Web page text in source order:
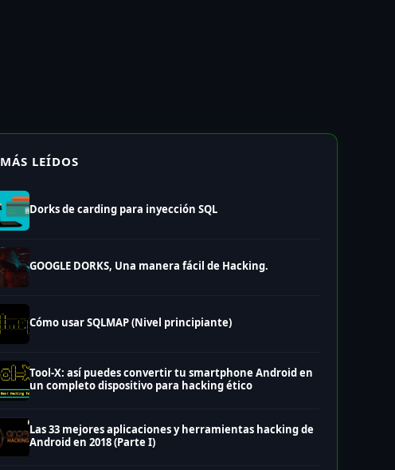
MÁS LEÍDOS
Dorks de carding para inyección SQL
GOOGLE DORKS, Una manera fácil de Hacking.
Cómo usar SQLMAP (Nivel principiante)
Tool-X: así puedes convertir tu smartphone Android en
un completo dispositivo para hacking ético
Las 33 mejores aplicaciones y herramientas hacking de
Android en 2018 (Parte I)